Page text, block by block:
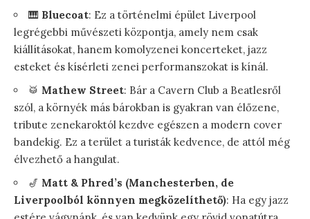
🎹 Bluecoat: Ez a történelmi épület Liverpool
legrégebbi művészeti központja, amely nem csak
kiállításokat, hanem komolyzenei koncerteket, jazz
esteket és kísérleti zenei performanszokat is kínál.
🥁 Mathew Street: Bár a Cavern Club a Beatlesről
szól, a környék más bárokban is gyakran van élőzene,
tribute zenekaroktól kezdve egészen a modern cover
bandekig. Ez a terület a turisták kedvence, de attól még
élvezhető a hangulat.
🎷 Matt & Phred’s (Manchesterben, de
Liverpoolból könnyen megközelíthető): Ha egy jazz